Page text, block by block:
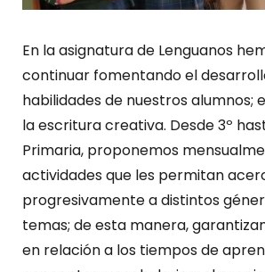
En la asignatura de Lenguanos
continuar fomentando el
habilidades de nuestros alumnos;
la escritura creativa. Desde 3º
Primaria, proponemos
actividades que les permitan
progresivamente a distintos
temas; de esta manera,
en relación a los tiempos de